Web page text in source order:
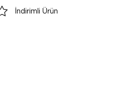
İndirimli Ürün